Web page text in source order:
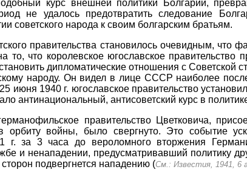
курс внешней политики Болгарии,
не удалось предотвратить следование
советского народа к своим болгарским братьям.
правительства становилось очевидным, что
то, что королевское югославское
дипломатические отношения с Советской
народу. Он видел в лице СССР наиболее
июня 1940 г. югославское правительство
антинациональный, антисоветский курс в
правительство Цветковича,
войны, было свергнуто. Это событие
г. за 3 часа до вероломного вторжения
и ненападении, предусматривавший политику
подвергнется нападению (См.: Известия, 1941, 6